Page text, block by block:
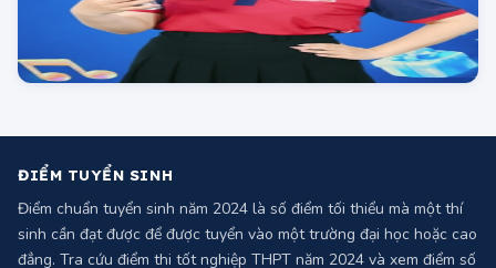
ĐIỂM TUYỂN SINH
Điểm chuẩn tuyển sinh năm 2024 là số điểm tối thiểu mà một thí